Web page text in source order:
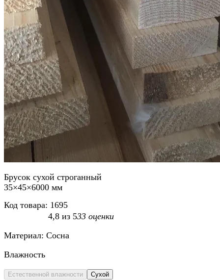
Брусок сухой строганный
35×45×6000 мм
Код товара: 1695
4,8 из 533 оценки
Материал: Сосна
Влажность
Естественной влажности Сухой